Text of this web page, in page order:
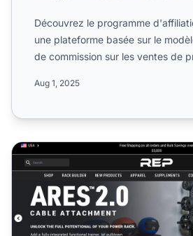
Découvrez le programme
une plateforme basée sur le
de commission sur les ventes de
Aug 1, 2025
Programme d'affiliation REP Fitness